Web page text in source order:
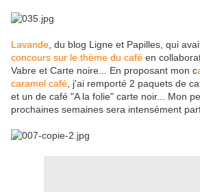
Lavande , du blog Ligne et Papilles, qui
concours sur le thème du café en
Vabre et Carte noire... En proposant mon c
caramel café , j'ai remporté 2 paquets de
et un de café "A la folie" carte noir... Mon
prochaines semaines sera intensément